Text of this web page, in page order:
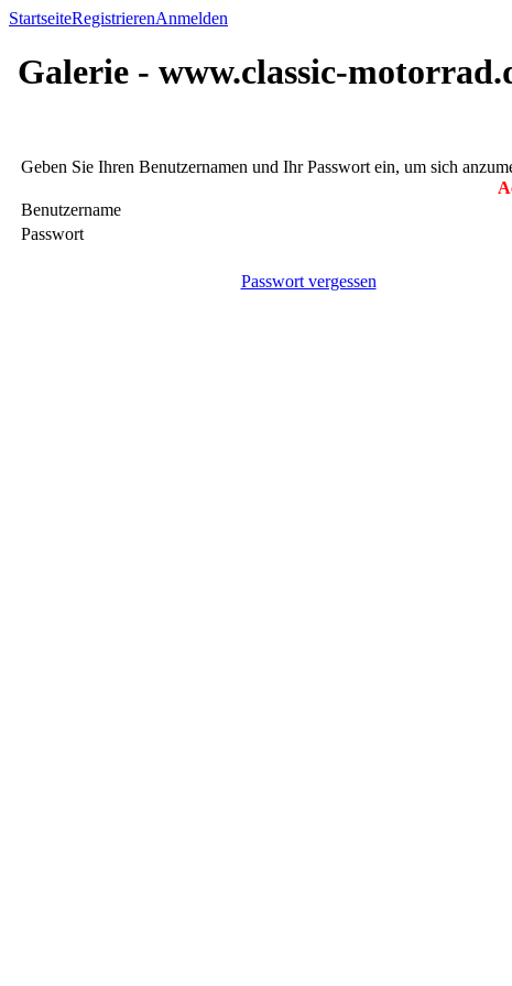
StartseiteRegistrierenAnmelden
Galerie - www.classic-
Geben Sie Ihren Benutzernamen und Ihr Passwort ein, um sich
Benutzername
Passwort
Passwort vergessen